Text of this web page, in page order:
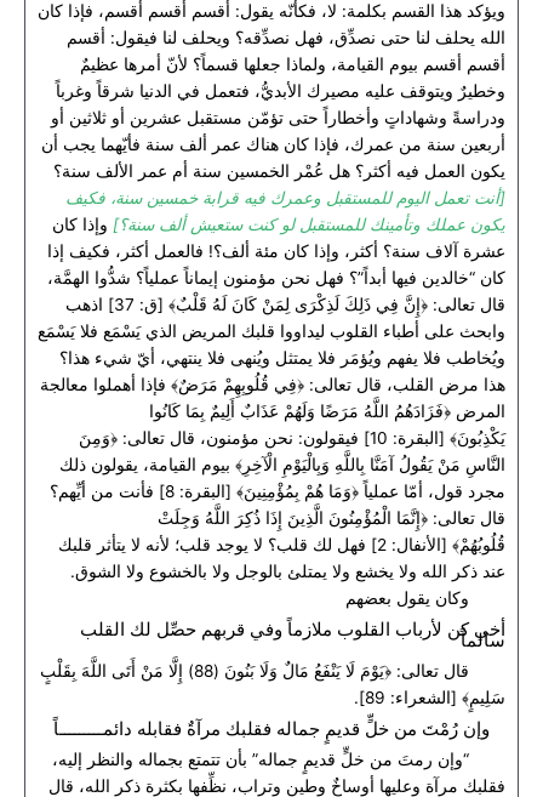
ويؤكد هذا القسم بكلمة: لا، فكأنّه يقول: أقسم أقسم أقسم، فإذا كان
الله يحلف لنا حتى نصدِّق، فهل نصدِّقه؟ ويحلف لنا فيقول: أقسم
أقسم أقسم بيوم القيامة، ولماذا جعلها قسماً؟ لأنّ أمرها عظيمٌ
وخطيرٌ ويتوقف عليه مصيرك الأبديُّ، فتعمل في الدنيا شرقاً وغرباً
ودراسةً وشهاداتٍ وأخطاراً حتى تؤمّن مستقبل عشرين أو ثلاثين أو
أربعين سنة من عمرك، فإذا كان هناك عمر ألف سنة فأيّهما يجب أن
يكون العمل فيه أكثر؟ هل عُمْر الخمسين سنة أم عمر الألف سنة؟
[أنت تعمل اليوم للمستقبل وعمرك فيه قرابة خمسين سنة، فكيف
يكون عملك وتأمينك للمستقبل لو كنت ستعيش ألف سنة؟] وإذا كان
عشرة آلاف سنة؟ أكثر، وإذا كان مئة ألف؟! فالعمل أكثر، فكيف إذا
كان “خالدين فيها أبداً”؟ فهل نحن مؤمنون إيماناً عملياً؟ شدُّوا الهمَّة،
قال تعالى: ﴿إِنَّ فِي ذَلِكَ لَذِكْرَى لِمَنْ كَانَ لَهُ قَلْبٌ﴾ [ق: 37] اذهب
وابحث على أطباء القلوب ليداووا قلبك المريض الذي يَسْمَع فلا يَسْمَع
ويُخاطب فلا يفهم ويُؤمَر فلا يمتثل ويُنهى فلا ينتهي، أيّ شيء هذا؟
هذا مرض القلب، قال تعالى: ﴿فِي قُلُوبِهِمْ مَرَضٌ﴾ فإذا أهملوا معالجة
المرض ﴿فَزَادَهُمُ اللَّهُ مَرَضًا وَلَهُمْ عَذَابٌ أَلِيمٌ بِمَا كَانُوا
يَكْذِبُونَ﴾ [البقرة: 10] فيقولون: نحن مؤمنون، قال تعالى: ﴿وَمِنَ
النَّاسِ مَنْ يَقُولُ آمَنَّا بِاللَّهِ وَبِالْيَوْمِ الْآخِرِ﴾ بيوم القيامة، يقولون ذلك
مجرد قول، أمّا عملياً ﴿وَمَا هُمْ بِمُؤْمِنِينَ﴾ [البقرة: 8] فأنت من أيِّهم؟
قال تعالى: ﴿إِنَّمَا الْمُؤْمِنُونَ الَّذِينَ إِذَا ذُكِرَ اللَّهُ وَجِلَتْ
قُلُوبُهُمْ﴾ [الأنفال: 2] فهل لك قلب؟ لا يوجد قلب؛ لأنه لا يتأثر قلبك
عند ذكر الله ولا يخشع ولا يمتلئ بالوجل ولا بالخشوع ولا الشوق.
وكان يقول بعضهم
أخي كن لأرباب القلوب ملازماً وفي قربهم حصِّل لك القلب
سالماً
قال تعالى: ﴿يَوْمَ لَا يَنْفَعُ مَالٌ وَلَا بَنُونَ (88) إِلَّا مَنْ أَتَى اللَّهَ بِقَلْبٍ
سَلِيمٍ﴾ [الشعراء: 89].
وإن رُمْتَ من خلٍّ قديمٍ جماله فقلبك مرآةٌ فقابله دائمـــــــــاً
“وإن رمتَ من خلٍّ قديمٍ جماله” بأن تتمتع بجماله والنظر إليه،
فقلبك مرآة وعليها أوساخٌ وطين وتراب، نظِّفها بكثرة ذكر الله، قال